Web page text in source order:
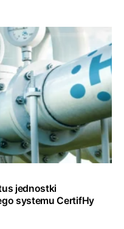
jednostki
systemu CertifHy